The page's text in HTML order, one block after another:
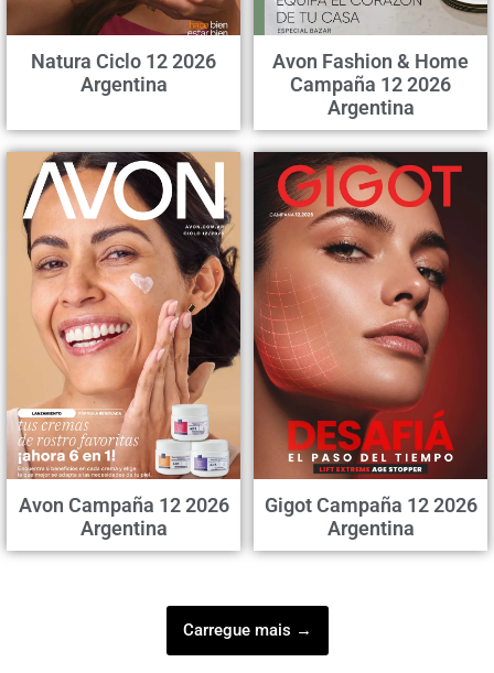
Natura Ciclo 12 2026
Argentina
Avon Fashion & Home
Campaña 12 2026
Argentina
Avon Campaña 12 2026
Argentina
Gigot Campaña 12 2026
Argentina
Carregue mais →